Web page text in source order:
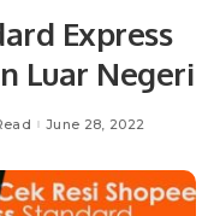
Express
Luar Negeri
June 28, 2022